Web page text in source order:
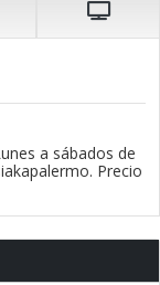
a sábados de
Precio